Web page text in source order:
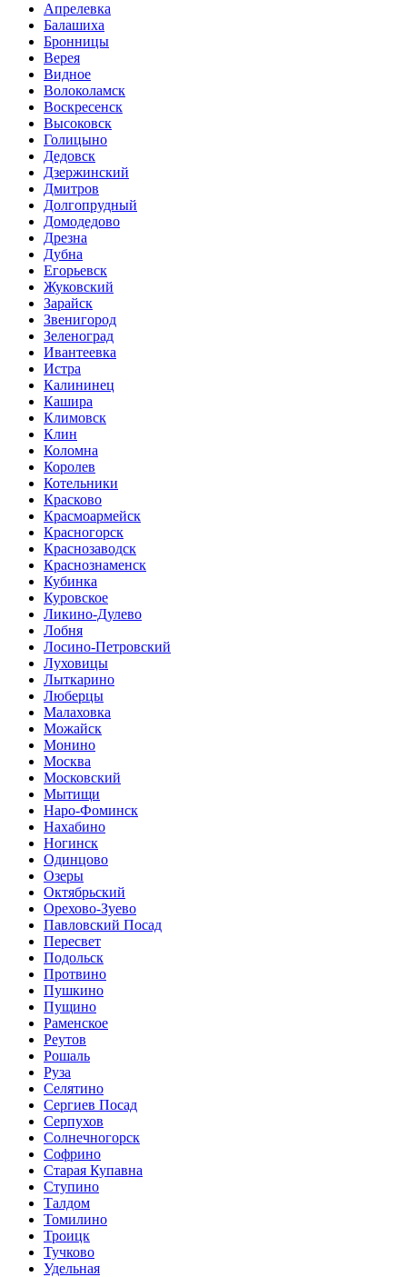
Апрелевка
Балашиха
Бронницы
Верея
Видное
Волоколамск
Воскресенск
Высоковск
Голицыно
Дедовск
Дзержинский
Дмитров
Долгопрудный
Домодедово
Дрезна
Дубна
Егорьевск
Жуковский
Зарайск
Звенигород
Зеленоград
Ивантеевка
Истра
Калининец
Кашира
Климовск
Клин
Коломна
Королев
Котельники
Красково
Красмоармейск
Красногорск
Краснозаводск
Краснознаменск
Кубинка
Куровское
Ликино-Дулево
Лобня
Лосино-Петровский
Луховицы
Лыткарино
Люберцы
Малаховка
Можайск
Монино
Москва
Московский
Мытищи
Наро-Фоминск
Нахабино
Ногинск
Одинцово
Озеры
Октябрьский
Орехово-Зуево
Павловский Посад
Пересвет
Подольск
Протвино
Пушкино
Пущино
Раменское
Реутов
Рошаль
Руза
Селятино
Сергиев Посад
Серпухов
Солнечногорск
Софрино
Старая Купавна
Ступино
Талдом
Томилино
Троицк
Тучково
Удельная